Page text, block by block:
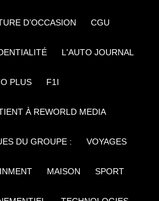
D’OCCASION CGU
L'AUTO JOURNAL
PLUS F1I
À REWORLD MEDIA
DU GROUPE : VOYAGES
MAISON SPORT